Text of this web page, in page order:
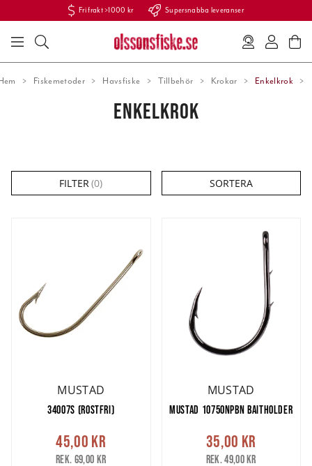
Fri frakt >1000 kr Supersnabba leveranser
Fiskemetoder Havsfiske Tillbehör Krokar Enkelkrok
ENKELKROK
FILTER (0) SORTERA
MUSTAD
34007S (ROSTFRI)
45,00 kr
Rek. 69,00 kr
MUSTAD
MUSTAD 10750NPBN BAITHOLDER
35,00 kr
Rek. 49,00 kr